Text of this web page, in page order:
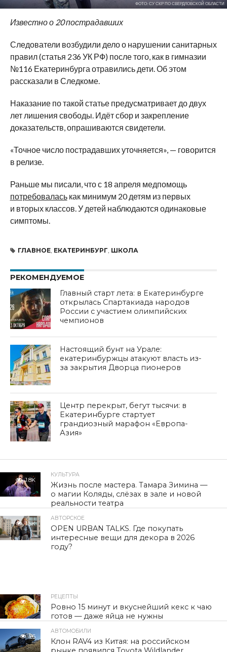
ФОТО: СУ СКР ПО СВЕРДЛОВСКОЙ ОБЛАСТИ
Известно о 20 пострадавших
Следователи возбудили дело о нарушении санитарных
правил (статья 236 УК РФ) после того, как в гимназии
№116 Екатеринбурга отравились дети. Об этом
рассказали в Следкоме.
Наказание по такой статье предусматривает до двух
лет лишения свободы. Идёт сбор и закрепление
доказательств, опрашиваются свидетели.
«Точное число пострадавших уточняется», — говорится
в релизе.
Раньше мы писали, что с 18 апреля медпомощь
потребоваласькак минимум 20 детям из первых
и вторых классов. У детей наблюдаются одинаковые
симптомы.
ГЛАВНОЕ, ЕКАТЕРИНБУРГ ШКОЛА
РЕКОМЕНДУЕМОЕ
Главный старт лета: в Екатеринбурге
открылась Спартакиада народов
России с участием олимпийских
чемпионов
Настоящий бунт на Урале:
екатеринбуржцы атакуют власть из-
за закрытия Дворца пионеров
Центр перекрыт, бегут тысячи: в
Екатеринбурге стартует
грандиозный марафон «Европа-
Азия»
1.8K
КУЛЬТУРА
Жизнь после мастера. Тамара Зимина —
о магии Коляды, слёзах в зале и новой
реальности театра
1.5K
АВТОРСКОЕ
OPEN URBAN TALKS. Где покупать
интересные вещи для декора в 2026
году?
41
РЕЦЕПТЫ
Ровно 15 минут и вкуснейший кекс к чаю
готов — даже яйца не нужны
96
АВТОМОБИЛИ
Клон RAV4 из Китая: на российском